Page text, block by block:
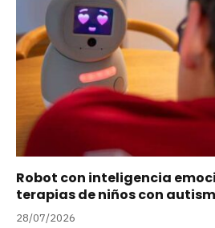
Robot con inteligencia
terapias de niños con
28/07/2026